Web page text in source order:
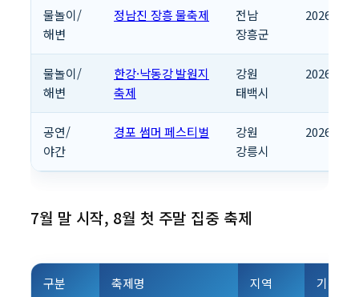
물놀이/
해변
정남진 장흥 물축제
전남
장흥군
물놀이/
해변
한강·낙동강 발원지
축제
강원
태백시
공연/
야간
경포 썸머 페스티벌
강원
강릉시
7월 말 시작, 8월 첫 주말 집중 축제
구분 축제명 지역 기간